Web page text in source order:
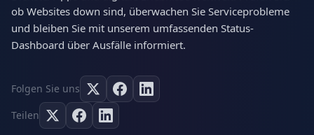
ob Websites down sind, überwachen Sie Serviceprobleme
und bleiben Sie mit unserem umfassenden Status-
Dashboard über Ausfälle informiert.
Folgen Sie uns
Teilen